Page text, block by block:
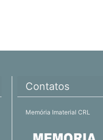
Contatos
Memória Imaterial CRL